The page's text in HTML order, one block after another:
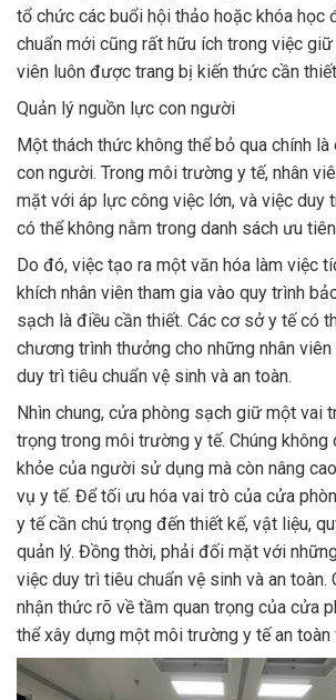
tổ chức các buổi hội thảo hoặc khóa học
chuẩn mới cũng rất hữu ích trong việc
viên luôn được trang bị kiến thức cần
Quản lý nguồn lực con người
Một thách thức không thể bỏ qua chính
con người. Trong môi trường y tế, nhân
mặt với áp lực công việc lớn, và việc duy
có thể không nằm trong danh sách ưu
Do đó, việc tạo ra một văn hóa làm việc
khích nhân viên tham gia vào quy trình
sạch là điều cần thiết. Các cơ sở y tế có
chương trình thưởng cho những nhân
duy trì tiêu chuẩn vệ sinh và an toàn.
Nhìn chung, cửa phòng sạch giữ một vai
trọng trong môi trường y tế. Chúng
khỏe của người sử dụng mà còn nâng
vụ y tế. Để tối ưu hóa vai trò của cửa
y tế cần chú trọng đến thiết kế, vật liệu,
quản lý. Đồng thời, phải đối mặt với
việc duy trì tiêu chuẩn vệ sinh và an toàn.
nhận thức rõ về tầm quan trọng của cửa
thể xây dựng một môi trường y tế an toàn